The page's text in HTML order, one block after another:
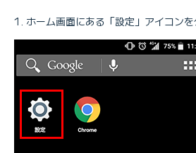
ホーム画面にある「設定」アイコンを